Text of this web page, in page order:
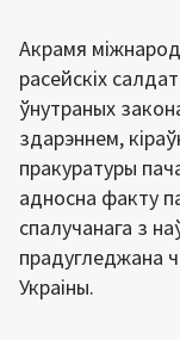
Акрамя
расейскіх
ўнутраных
здарэннем,
пракуратуры
адносна факту
спалучанага з
прадугледжана
Украіны.